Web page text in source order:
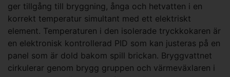
ger tillgång till bryggning, ånga och hetvatten i en
korrekt temperatur simultant med ett elektriskt
element. Temperaturen i den isolerade tryckkokaren är
en elektronisk kontrollerad PID som kan justeras på en
panel som är dold bakom spill brickan. Bryggvattnet
cirkulerar genom brygg gruppen och värmeväxlaren i